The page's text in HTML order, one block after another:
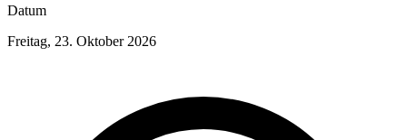
Datum
Freitag, 23. Oktober 2026